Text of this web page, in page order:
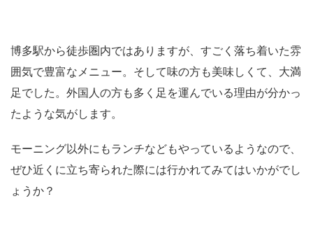
博多駅から徒歩圏内ではありますが、すごく落ち着いた雰
囲気で豊富なメニュー。そして味の方も美味しくて、大満
足でした。外国人の方も多く足を運んでいる理由が分かっ
たような気がします。
モーニング以外にもランチなどもやっているようなので、
ぜひ近くに立ち寄られた際には行かれてみてはいかがでし
ょうか？